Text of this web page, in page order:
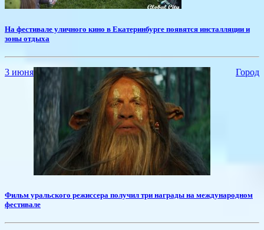
На фестивале уличного кино в Екатеринбурге появятся инсталляции и
зоны отдыха
3 июня Город
Фильм уральского режиссера получил три награды на международном
фестивале